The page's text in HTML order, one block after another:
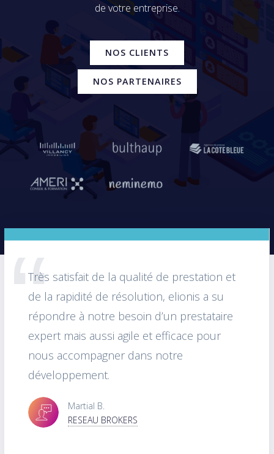
de votre entreprise.
NOS CLIENTS
NOS PARTENAIRES
Très satisfait de la qualité de prestation et
de la rapidité de résolution, elionis a su
répondre à notre besoin d’un prestataire
expert mais aussi agile et efficace pour
nous accompagner dans notre
développement.
Martial B.
RESEAU BROKERS